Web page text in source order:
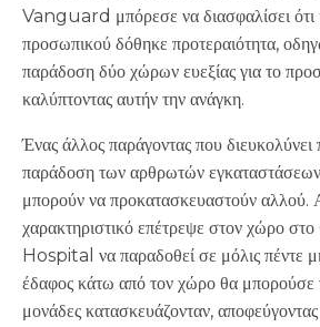
Vanguard μπόρεσε να διασφαλίσει ότι
προσωπικού δόθηκε προτεραιότητα,
παράδοση δύο χώρων ευεξίας για το
καλύπτοντας αυτήν την ανάγκη.
Ένας άλλος παράγοντας που
παράδοση των αρθρωτών εγκαταστάσεων
μπορούν να προκατασκευαστούν αλλού.
χαρακτηριστικό επέτρεψε στον χώρο
Hospital να παραδοθεί σε μόλις πέντε
έδαφος κάτω από τον χώρο θα μπορούσε
μονάδες κατασκευάζονταν, αποφεύγοντας